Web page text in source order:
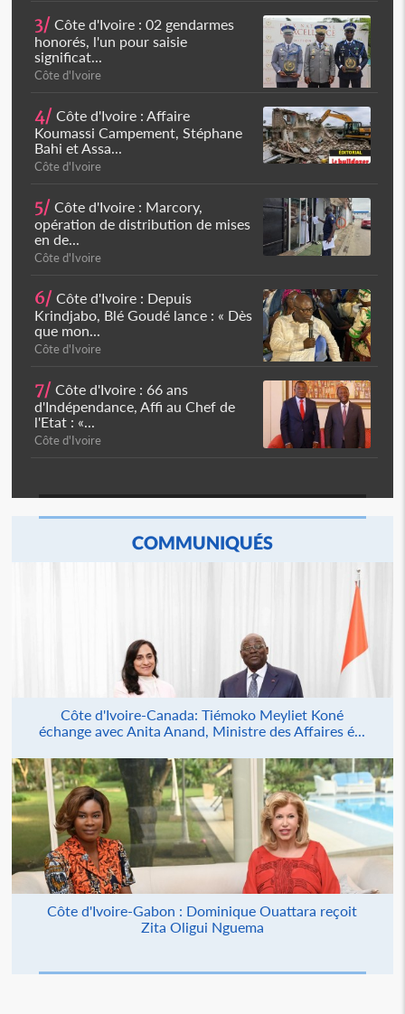
3/ Côte d'Ivoire : 02 gendarmes
honorés, l'un pour saisie
significat...
Côte d'Ivoire
4/ Côte d'Ivoire : Affaire
Koumassi Campement, Stéphane
Bahi et Assa...
Côte d'Ivoire
5/ Côte d'Ivoire : Marcory,
opération de distribution de mises
en de...
Côte d'Ivoire
6/ Côte d'Ivoire : Depuis
Krindjabo, Blé Goudé lance : « Dès
que mon...
Côte d'Ivoire
7/ Côte d'Ivoire : 66 ans
d'Indépendance, Affi au Chef de
l'Etat : «...
Côte d'Ivoire
COMMUNIQUÉS
Côte d'Ivoire-Canada: Tiémoko Meyliet Koné
échange avec Anita Anand, Ministre des Affaires é...
Côte d'Ivoire-Gabon : Dominique Ouattara reçoit
Zita Oligui Nguema